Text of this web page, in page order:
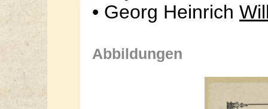
• Georg Heinrich
Abbildungen